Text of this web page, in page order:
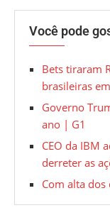
Você pode
Bets tiraram
brasileiras
Governo
ano | G1
CEO da IBM
derreter as
Com alta